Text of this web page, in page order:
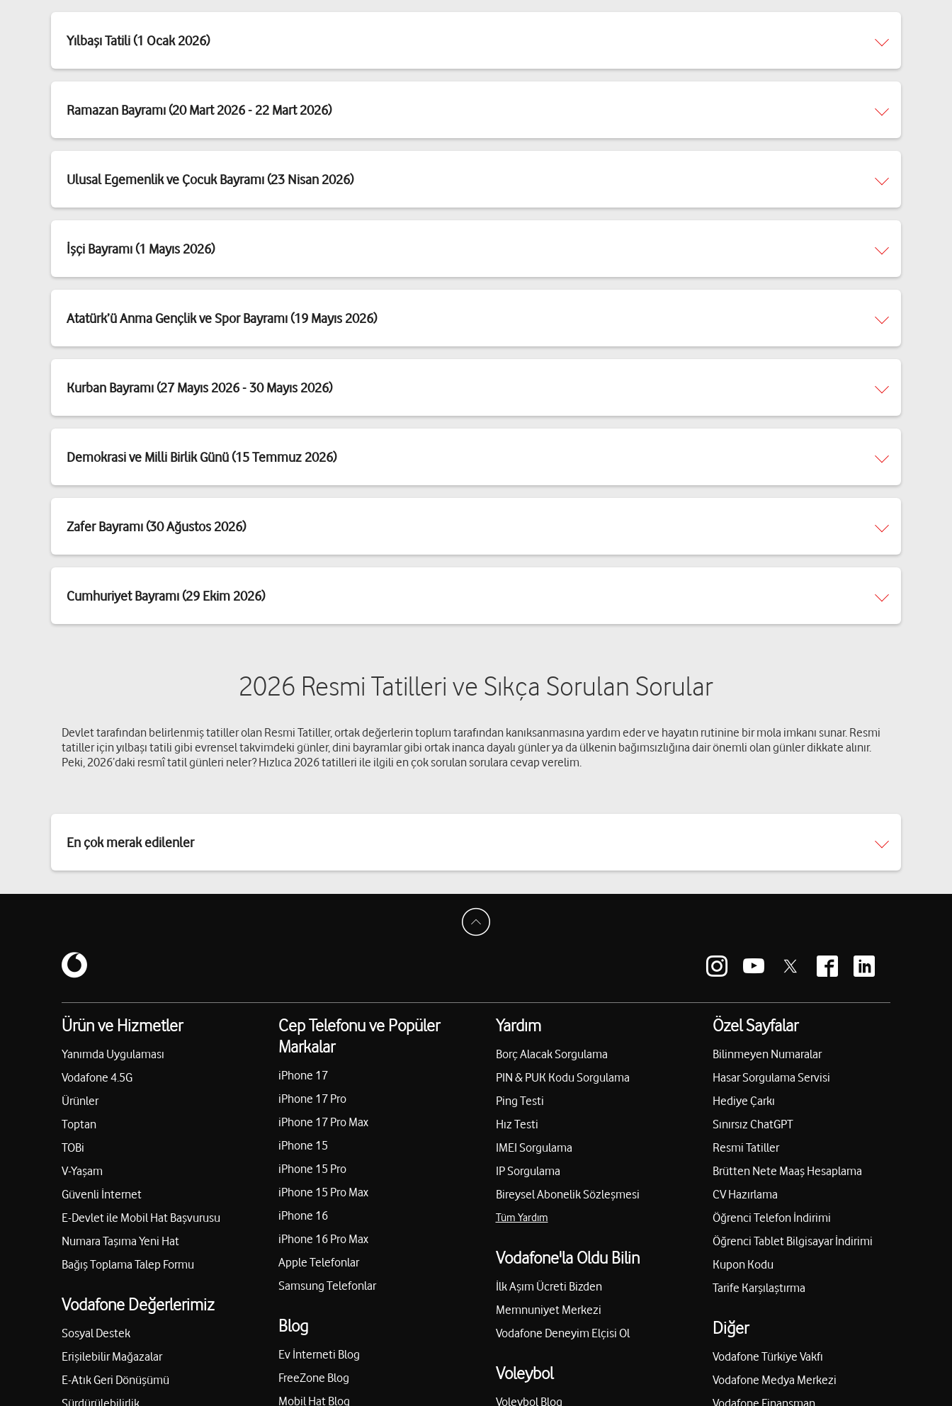
Yılbaşı Tatili (1 Ocak 2026)
Ramazan Bayramı (20 Mart 2026 - 22 Mart 2026)
Ulusal Egemenlik ve Çocuk Bayramı (23 Nisan 2026)
İşçi Bayramı (1 Mayıs 2026)
Atatürk’ü Anma Gençlik ve Spor Bayramı (19 Mayıs 2026)
Kurban Bayramı (27 Mayıs 2026 - 30 Mayıs 2026)
Demokrasi ve Milli Birlik Günü (15 Temmuz 2026)
Zafer Bayramı (30 Ağustos 2026)
Cumhuriyet Bayramı (29 Ekim 2026)
2026 Resmi Tatilleri ve Sıkça Sorulan Sorular
Devlet tarafından belirlenmiş tatiller olan Resmi Tatiller, ortak değerlerin toplum tarafından kanıksanmasına yardım eder ve hayatın rutinine bir mola imkanı sunar. Resmi
tatiller için yılbaşı tatili gibi evrensel takvimdeki günler, dini bayramlar gibi ortak inanca dayalı günler ya da ülkenin bağımsızlığına dair önemli olan günler dikkate alınır.
Peki, 2026’daki resmî tatil günleri neler? Hızlıca 2026 tatilleri ile ilgili en çok sorulan sorulara cevap verelim.
En çok merak edilenler
Ürün ve Hizmetler
Yanımda Uygulaması
Vodafone 4.5G
Ürünler
Toptan
TOBi
V-Yaşam
Güvenli İnternet
E-Devlet ile Mobil Hat Başvurusu
Numara Taşıma Yeni Hat
Bağış Toplama Talep Formu
Vodafone Değerlerimiz
Sosyal Destek
Erişilebilir Mağazalar
E-Atık Geri Dönüşümü
Sürdürülebilirlik
Cep Telefonu ve Popüler
Markalar
iPhone 17
iPhone 17 Pro
iPhone 17 Pro Max
iPhone 15
iPhone 15 Pro
iPhone 15 Pro Max
iPhone 16
iPhone 16 Pro Max
Apple Telefonlar
Samsung Telefonlar
Blog
Ev İnterneti Blog
FreeZone Blog
Mobil Hat Blog
Yardım
Borç Alacak Sorgulama
PIN & PUK Kodu Sorgulama
Ping Testi
Hız Testi
IMEI Sorgulama
IP Sorgulama
Bireysel Abonelik Sözleşmesi
Tüm Yardım
Vodafone'la Oldu Bilin
İlk Aşım Ücreti Bizden
Memnuniyet Merkezi
Vodafone Deneyim Elçisi Ol
Voleybol
Voleybol Blog
Özel Sayfalar
Bilinmeyen Numaralar
Hasar Sorgulama Servisi
Hediye Çarkı
Sınırsız ChatGPT
Resmi Tatiller
Brütten Nete Maaş Hesaplama
CV Hazırlama
Öğrenci Telefon İndirimi
Öğrenci Tablet Bilgisayar İndirimi
Kupon Kodu
Tarife Karşılaştırma
Diğer
Vodafone Türkiye Vakfı
Vodafone Medya Merkezi
Vodafone Finansman